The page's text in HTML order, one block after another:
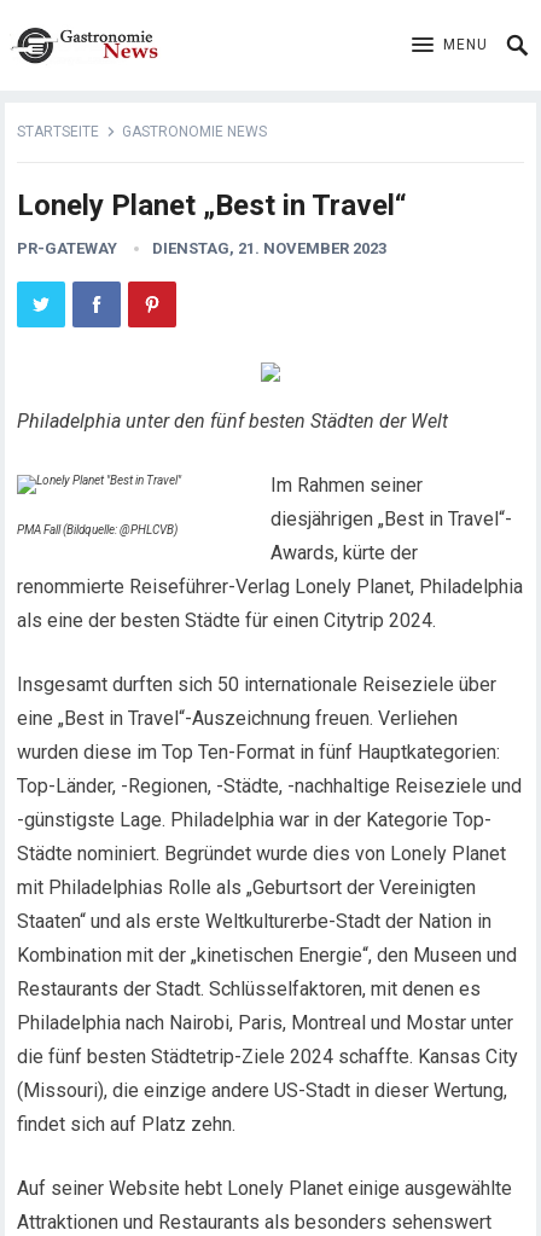
MENU
STARTSEITE GASTRONOMIE NEWS
Lonely Planet „Best in Travel“
PR-GATEWAY DIENSTAG, 21. NOVEMBER 2023
Philadelphia unter den fünf besten Städten der Welt
PMA Fall (Bildquelle: @PHLCVB)
Im Rahmen seiner
diesjährigen „Best in Travel“-
Awards, kürte der
renommierte Reiseführer-Verlag Lonely Planet, Philadelphia
als eine der besten Städte für einen Citytrip 2024.
Insgesamt durften sich 50 internationale Reiseziele über
eine „Best in Travel“-Auszeichnung freuen. Verliehen
wurden diese im Top Ten-Format in fünf Hauptkategorien:
Top-Länder, -Regionen, -Städte, -nachhaltige Reiseziele und
-günstigste Lage. Philadelphia war in der Kategorie Top-
Städte nominiert. Begründet wurde dies von Lonely Planet
mit Philadelphias Rolle als „Geburtsort der Vereinigten
Staaten“ und als erste Weltkulturerbe-Stadt der Nation in
Kombination mit der „kinetischen Energie“, den Museen und
Restaurants der Stadt. Schlüsselfaktoren, mit denen es
Philadelphia nach Nairobi, Paris, Montreal und Mostar unter
die fünf besten Städtetrip-Ziele 2024 schaffte. Kansas City
(Missouri), die einzige andere US-Stadt in dieser Wertung,
findet sich auf Platz zehn.
Auf seiner Website hebt Lonely Planet einige ausgewählte
Attraktionen und Restaurants als besonders sehenswert